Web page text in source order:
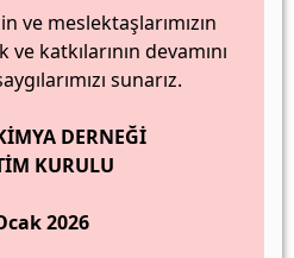
ve meslektaşlarımızın
katkılarının devamını
sunarız.
DERNEĞİ
KURULU
2026